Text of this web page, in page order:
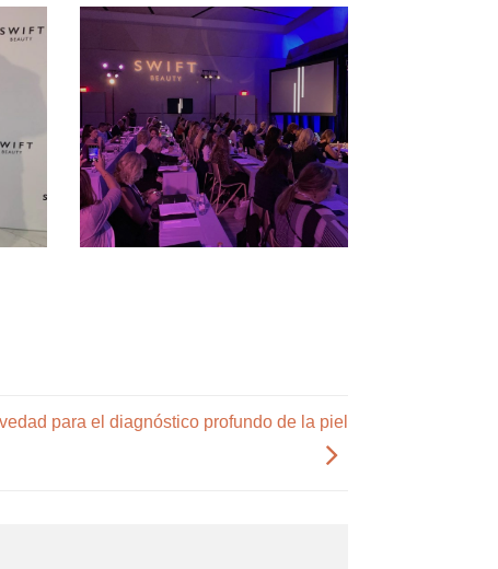
para el diagnóstico profundo de la piel